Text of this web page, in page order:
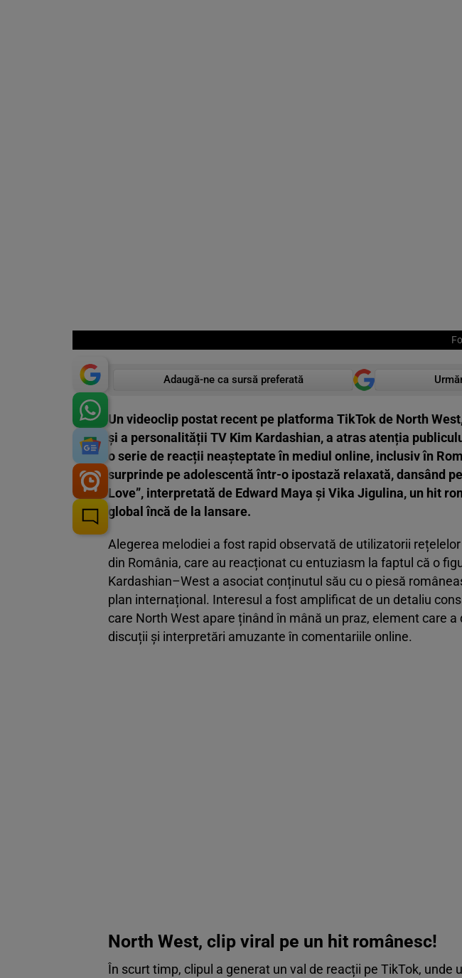
Adaugă-ne ca sursă preferată
Un videoclip postat recent pe platforma TikTok de North
și a personalității TV Kim Kardashian, a atras atenția
o serie de reacții neașteptate în mediul online, inclusiv în
surprinde pe adolescentă într-o ipostază relaxată, dansând
Love”, interpretată de Edward Maya și Vika Jigulina, un hit
global încă de la lansare.
Alegerea melodiei a fost rapid observată de utilizatorii
din România, care au reacționat cu entuziasm la faptul că o
Kardashian–West a asociat conținutul său cu o piesă
plan internațional. Interesul a fost amplificat de un detaliu
care North West apare ținând în mână un praz, element care
discuții și interpretări amuzante în comentariile online.
North West, clip viral pe un hit românesc!
În scurt timp, clipul a generat un val de reacții pe TikTok, unde